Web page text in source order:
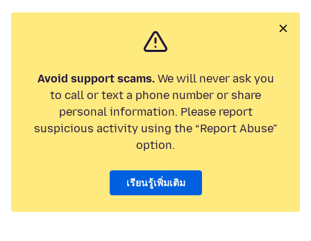
Avoid support scams.We will never ask you
to call or text a phone number or share
personal information. Please report
suspicious activity using the “Report Abuse”
option.
เรียนรู้เพิ่มเติม